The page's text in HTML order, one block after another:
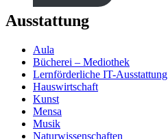
Ausstattung
Aula
Bücherei – Mediothek
Lernförderliche IT-Ausstattung
Hauswirtschaft
Kunst
Mensa
Musik
Naturwissenschaften